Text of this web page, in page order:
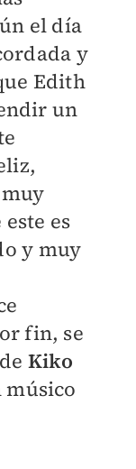
el día
y
Edith
un
es
y muy
fin, se
Kiko
músico